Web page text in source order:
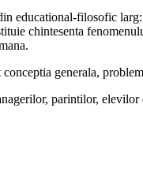
educational-filosofic
chintesenta
generala,
parintilor,